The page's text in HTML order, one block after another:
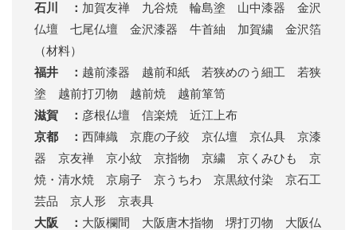
石川 ： 加賀友禅 九谷焼 輪島塗 山中漆器 金沢
仏壇 七尾仏壇 金沢漆器 牛首紬 加賀繍 金沢箔
（材料）
福井 ： 越前漆器 越前和紙 若狭めのう細工 若狭
塗 越前打刃物 越前焼 越前箪笥
滋賀 ： 彦根仏壇 信楽焼 近江上布
京都 ： 西陣織 京鹿の子絞 京仏壇 京仏具 京漆
器 京友禅 京小紋 京指物 京繍 京くみひも 京
焼・清水焼 京扇子 京うちわ 京黒紋付染 京石工
芸品 京人形 京表具
大阪 ： 大阪欄間 大阪唐木指物 堺打刃物 大阪仏